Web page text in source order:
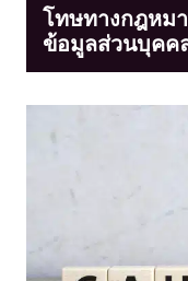
โทษทางกฎหม
ข้อมูลส่วนบุคค